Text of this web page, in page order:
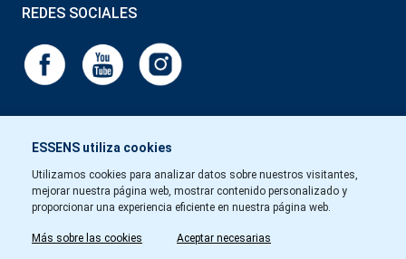
ESSENS utiliza cookies
Utilizamos cookies para analizar datos sobre nuestros visitantes,
mejorar nuestra página web, mostrar contenido personalizado y
proporcionar una experiencia eficiente en nuestra página web.
Más sobre las cookies Aceptar necesarias
REDES SOCIALES